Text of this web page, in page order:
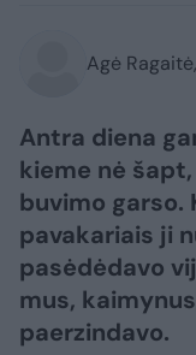
Agė
Antra diena
kieme nė
buvimo garso.
pavakariais ji
pasėdėdavo
mus,
paerzindavo.